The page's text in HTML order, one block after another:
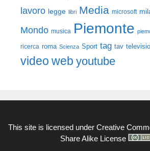
lavoro legge libri Media microsoft
Mondo musica Piemonte
ricerca roma Scienza Sport tag tav
video web youtube
This site is licensed under Creative
Share Alike License